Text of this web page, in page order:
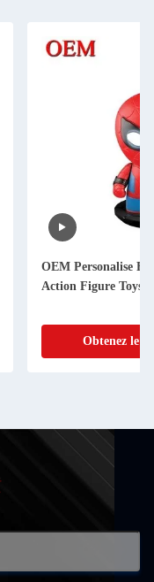
OEM Personalise
Action Figure Toys
Obtenez le